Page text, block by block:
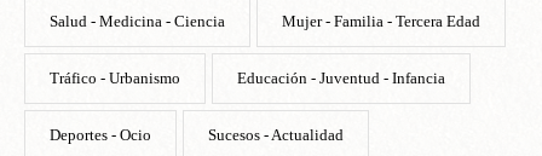
Salud - Medicina - Ciencia Mujer - Familia - Tercera Edad
Tráfico - Urbanismo Educación - Juventud - Infancia
Deportes - Ocio Sucesos - Actualidad